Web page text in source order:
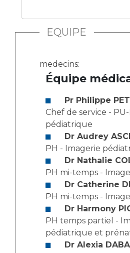
Transports sanitaires
Vos droits, vos devoirs
Handicap
Handi 13
Pôle Médecine Physique et
Accueil sourds et
Charte Romain Jacob
Mouvement Parcours
Activité physique
Cancer
Écoles et Instituts de
Plateforme des
Professionnels de
Adresser un patient
Réseaux de soins
Adresser un examen au
Médicale
Radiologie / Imagerie
Cancérologie
Les pôles d'activité médicale
Anatomie et Cytologie
EQUIPE
medecins:
Équipe
Pr Philippe
Chef de service -
pédiatrique
Dr Audrey
PH - Imagerie
Dr Nathalie
PH mi-temps -
Dr Catherine
PH mi-temps -
Dr Harmony
PH temps partiel -
pédiatrique et
Dr Alexia